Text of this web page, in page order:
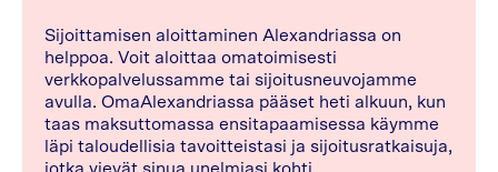
Sijoittamisen aloittaminen Alexandriassa on
helppoa. Voit aloittaa omatoimisesti
verkkopalvelussamme tai sijoitusneuvojamme
avulla. OmaAlexandriassa pääset heti alkuun, kun
taas maksuttomassa ensitapaamisessa käymme
läpi taloudellisia tavoitteistasi ja sijoitusratkaisuja,